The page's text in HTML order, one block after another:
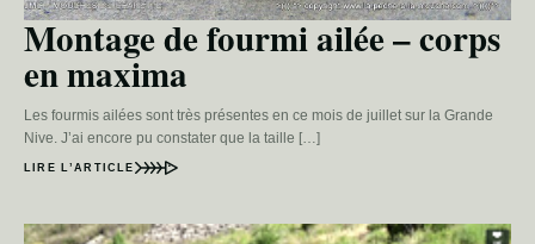
Montage de fourmi ailée – corps
en maxima
Les fourmis ailées sont très présentes en ce mois de juillet sur la Grande
Nive. J’ai encore pu constater que la taille […]
LIRE L’ARTICLE